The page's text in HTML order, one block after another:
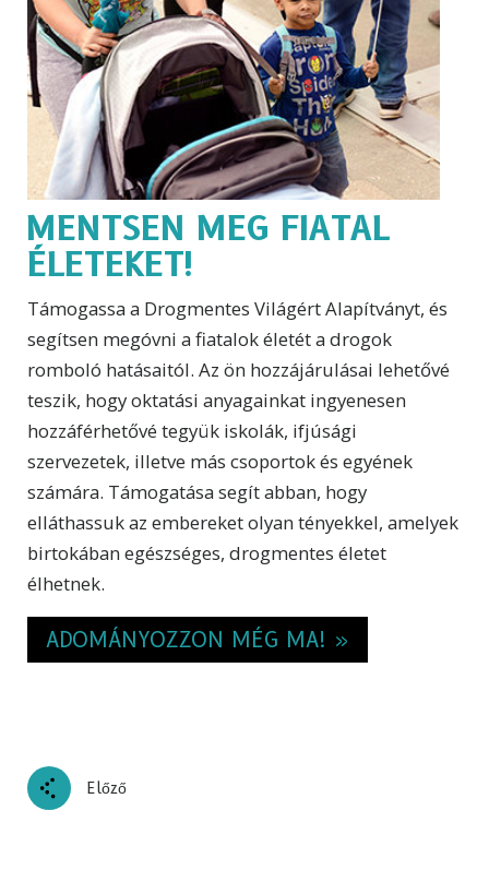
MENTSEN MEG FIATAL
ÉLETEKET!
Támogassa a Drogmentes Világért Alapítványt, és
segítsen megóvni a fiatalok életét a drogok
romboló hatásaitól. Az ön hozzájárulásai lehetővé
teszik, hogy oktatási anyagainkat ingyenesen
hozzáférhetővé tegyük iskolák, ifjúsági
szervezetek, illetve más csoportok és egyének
számára. Támogatása segít abban, hogy
elláthassuk az embereket olyan tényekkel, amelyek
birtokában egészséges, drogmentes életet
élhetnek.
ADOMÁNYOZZON MÉG MA! »
Előző